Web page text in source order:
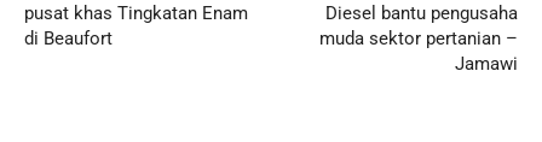
pusat khas Tingkatan Enam
di Beaufort
Diesel bantu pengusaha
muda sektor pertanian –
Jamawi